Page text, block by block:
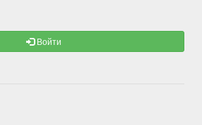
Войти